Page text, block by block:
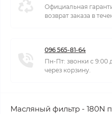
Официальная
возврат заказа в
096 565-81-64
Пн-Пт: звонки с 9:00
через корзину.
Масляный фильтр - 180N